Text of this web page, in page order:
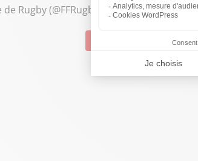
Rugby (@FFRugby)
12 juin 2019